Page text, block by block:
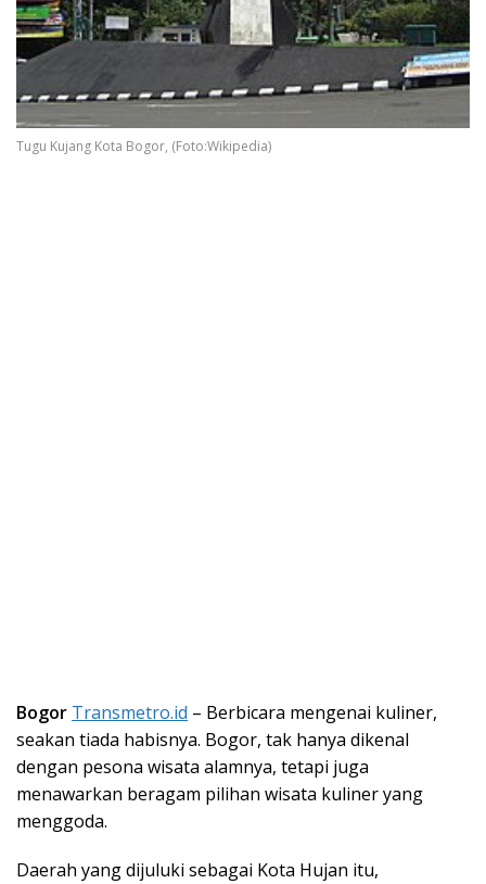
Tugu Kujang Kota Bogor, (Foto:Wikipedia)
Bogor Transmetro.id – Berbicara mengenai kuliner,
seakan tiada habisnya. Bogor, tak hanya dikenal
dengan pesona wisata alamnya, tetapi juga
menawarkan beragam pilihan wisata kuliner yang
menggoda.
Daerah yang dijuluki sebagai Kota Hujan itu,